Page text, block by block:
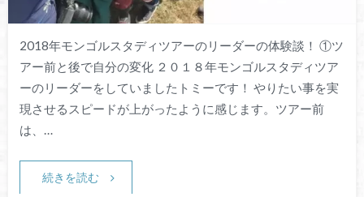
2018年モンゴルスタディツアーのリーダーの体験談！ ①ツ
アー前と後で自分の変化 ２０１８年モンゴルスタディツア
ーのリーダーをしていましたトミーです！ やりたい事を実
現させるスピードが上がったように感じます。ツアー前
は、…
続きを読む